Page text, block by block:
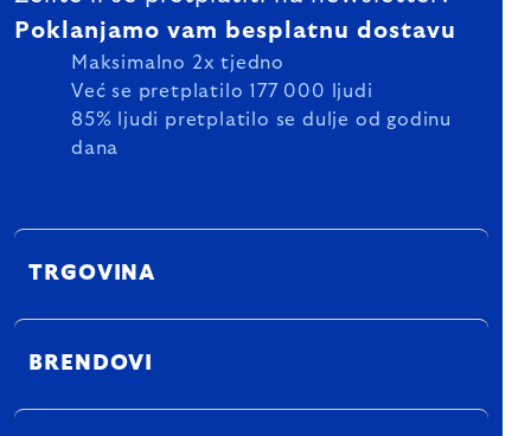
Poklanjamo vam besplatnu dostavu
Maksimalno 2x tjedno
Već se pretplatilo 177 000 ljudi
85% ljudi pretplatilo se dulje od godinu
dana
TRGOVINA
BRENDOVI